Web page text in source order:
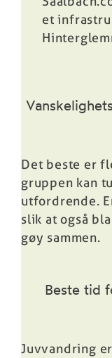
et
Det beste er
gruppen kan
utfordrende.
slik at også
gøy sammen.
Beste tid
Juvvandring